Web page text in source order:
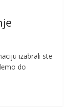
izabrali ste
do